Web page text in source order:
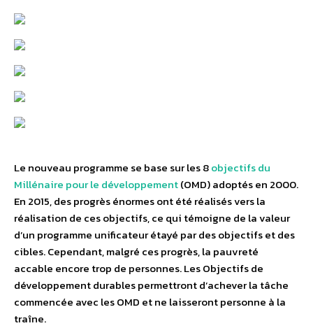
Le nouveau programme se base sur les 8objectifs du
Millénaire pour le développement(OMD) adoptés en 2000.
En 2015, des progrès énormes ont été réalisés vers la
réalisation de ces objectifs, ce qui témoigne de la valeur
d’un programme unificateur étayé par des objectifs et des
cibles. Cependant, malgré ces progrès, la pauvreté
accable encore trop de personnes. Les Objectifs de
développement durables permettront d’achever la tâche
commencée avec les OMD et ne laisseront personne à la
traîne.